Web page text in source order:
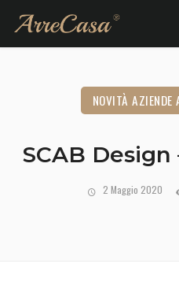
NOVITÀ AZIENDE
SCAB
2 Maggio 2020